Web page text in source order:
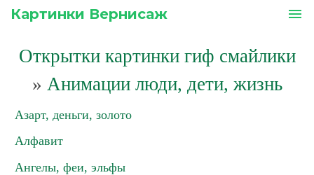
Картинки Вернисаж menu
Открытки картинки гиф смайлики
» Анимации люди, дети, жизнь
Азарт, деньги, золото
Алфавит
Ангелы, феи, эльфы